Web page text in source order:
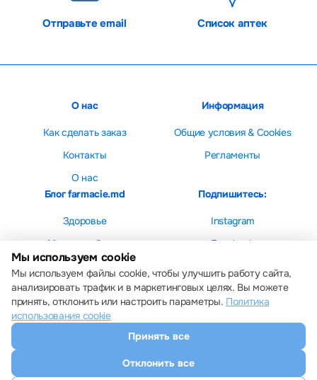
Отправьте email Список аптек
О нас
Как сделать заказ
Контакты
О нас
Информация
Общие условия & Cookies
Регламенты
Блог farmacie.md
Здоровье
Мама и ребенок
Красота
Подпишитесь:
Instagram
Facebook
Все права защищены © 2013 – 2026 Farmacie.md
Настройки cookie
Мы используем cookie
Мы используем файлы cookie, чтобы улучшить работу сайта,
анализировать трафик и в маркетинговых целях. Вы можете
принять, отклонить или настроить параметры. Политика
использования cookie
Принять все
Отклонить все